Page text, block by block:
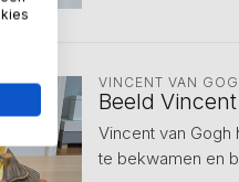
VINCENT VAN
Beeld
Vincent van
te bekwamen en